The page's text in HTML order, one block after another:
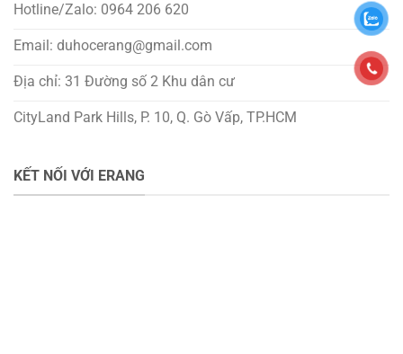
Hotline/Zalo: 0964 206 620
Email: duhocerang@gmail.com
Địa chỉ: 31 Đường số 2 Khu dân cư
CityLand Park Hills, P. 10, Q. Gò Vấp, TP.HCM
KẾT NỐI VỚI ERANG